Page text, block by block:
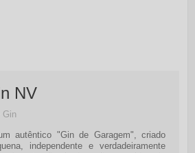
NV
Gin
autêntico "Gin de Garagem", criado
independente e verdadeiramente